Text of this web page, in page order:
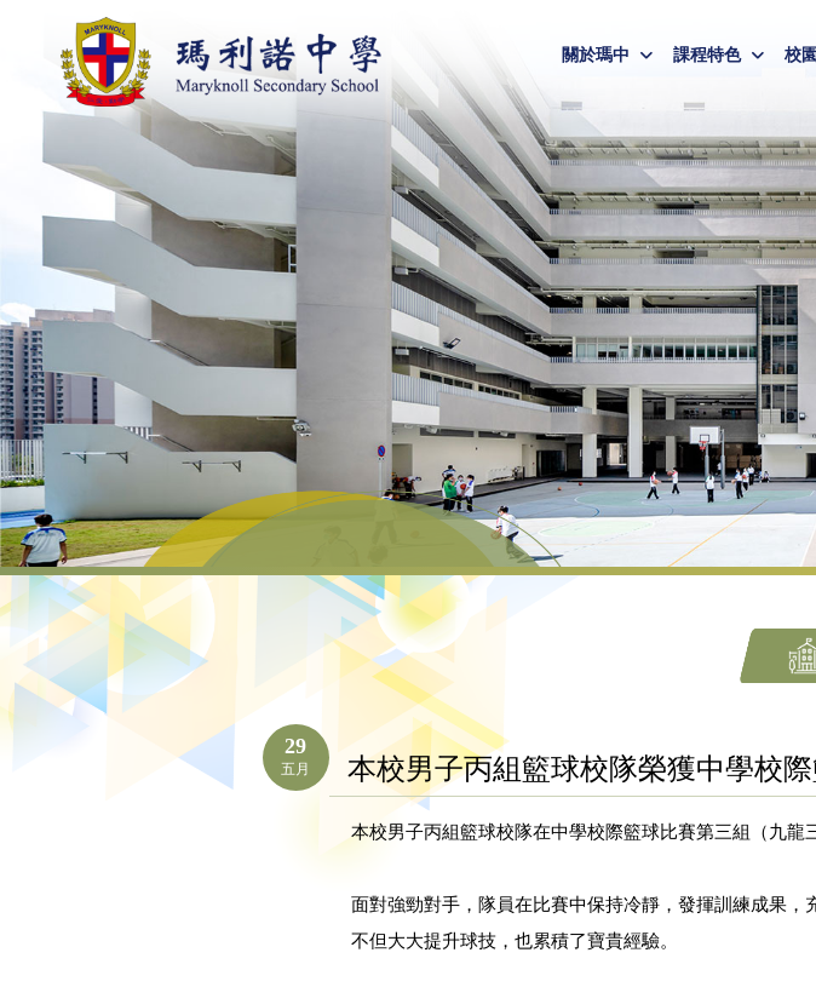
關於瑪中 課程特色 校
29
五月 本校男子丙組籃球校隊榮獲中學校
本校男子丙組籃球校隊在中學校際籃球比賽第三組（九龍
面對強勁對手，隊員在比賽中保持冷靜，發揮訓練成果，
不但大大提升球技，也累積了寶貴經驗。